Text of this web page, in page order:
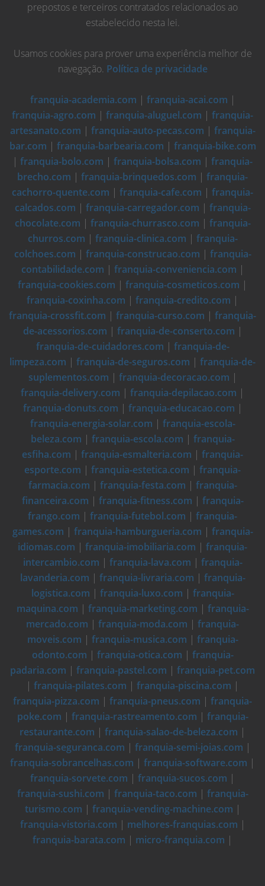
prepostos e terceiros contratados relacionados ao
estabelecido nesta lei.
Usamos cookies para prover uma experiência melhor de
navegação. Política de privacidade
franquia-academia.com | franquia-acai.com |
franquia-agro.com | franquia-aluguel.com | franquia-
artesanato.com | franquia-auto-pecas.com | franquia-
bar.com | franquia-barbearia.com | franquia-bike.com
| franquia-bolo.com | franquia-bolsa.com | franquia-
brecho.com | franquia-brinquedos.com | franquia-
cachorro-quente.com | franquia-cafe.com | franquia-
calcados.com | franquia-carregador.com | franquia-
chocolate.com | franquia-churrasco.com | franquia-
churros.com | franquia-clinica.com | franquia-
colchoes.com | franquia-construcao.com | franquia-
contabilidade.com | franquia-conveniencia.com |
franquia-cookies.com | franquia-cosmeticos.com |
franquia-coxinha.com | franquia-credito.com |
franquia-crossfit.com | franquia-curso.com | franquia-
de-acessorios.com | franquia-de-conserto.com |
franquia-de-cuidadores.com | franquia-de-
limpeza.com | franquia-de-seguros.com | franquia-de-
suplementos.com | franquia-decoracao.com |
franquia-delivery.com | franquia-depilacao.com |
franquia-donuts.com | franquia-educacao.com |
franquia-energia-solar.com | franquia-escola-
beleza.com | franquia-escola.com | franquia-
esfiha.com | franquia-esmalteria.com | franquia-
esporte.com | franquia-estetica.com | franquia-
farmacia.com | franquia-festa.com | franquia-
financeira.com | franquia-fitness.com | franquia-
frango.com | franquia-futebol.com | franquia-
games.com | franquia-hamburgueria.com | franquia-
idiomas.com | franquia-imobiliaria.com | franquia-
intercambio.com | franquia-lava.com | franquia-
lavanderia.com | franquia-livraria.com | franquia-
logistica.com | franquia-luxo.com | franquia-
maquina.com | franquia-marketing.com | franquia-
mercado.com | franquia-moda.com | franquia-
moveis.com | franquia-musica.com | franquia-
odonto.com | franquia-otica.com | franquia-
padaria.com | franquia-pastel.com | franquia-pet.com
| franquia-pilates.com | franquia-piscina.com |
franquia-pizza.com | franquia-pneus.com | franquia-
poke.com | franquia-rastreamento.com | franquia-
restaurante.com | franquia-salao-de-beleza.com |
franquia-seguranca.com | franquia-semi-joias.com |
franquia-sobrancelhas.com | franquia-software.com |
franquia-sorvete.com | franquia-sucos.com |
franquia-sushi.com | franquia-taco.com | franquia-
turismo.com | franquia-vending-machine.com |
franquia-vistoria.com | melhores-franquias.com |
franquia-barata.com | micro-franquia.com |